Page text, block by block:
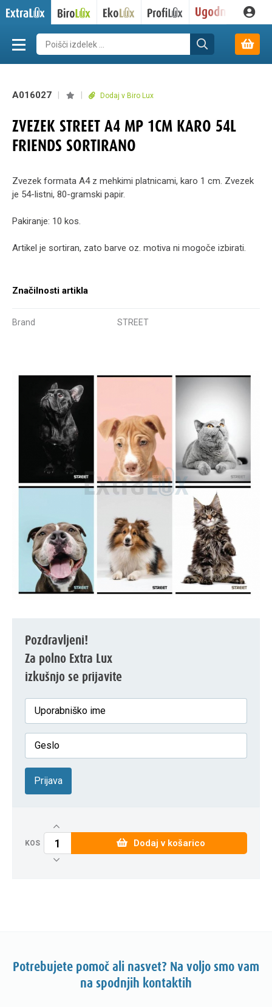
A016027 Dodaj v Biro Lux
ZVEZEK STREET A4 MP 1CM KARO 54L
FRIENDS SORTIRANO
Zvezek formata A4 z mehkimi platnicami, karo 1 cm. Zvezek
je 54-listni, 80-gramski papir.
Pakiranje: 10 kos.
Artikel je sortiran, zato barve oz. motiva ni mogoče izbirati.
Značilnosti artikla
Brand STREET
Pozdravljeni!
Za polno Extra Lux
izkušnjo se prijavite
Prijava
KOS Dodaj v košarico
Potrebujete pomoč ali nasvet? Na voljo smo vam
na spodnjih kontaktih